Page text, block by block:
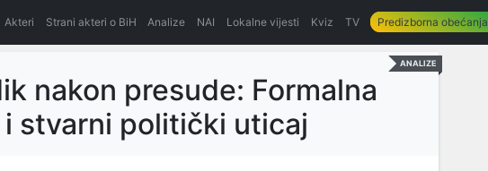
Akteri Strani akteri o BiH Analize NAI Lokalne vijesti Kviz TV Predizborna obećanja
ANALIZE
nakon presude: Formalna
stvarni politički uticaj